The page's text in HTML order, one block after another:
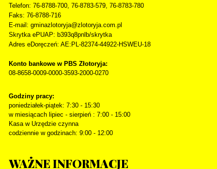
Telefon: 76-8788-700, 76-8783-579, 76-8783-780
Faks: 76-8788-716
E-mail: gminazlotoryja@zlotoryja.com.pl
Skrytka ePUAP: b393q8pnlb/skrytka
Adres eDoręczeń: AE:PL-82374-44922-HSWEU-18
Konto bankowe w PBS Złotoryja:
08-8658-0009-0000-3593-2000-0270
Godziny pracy:
poniedziałek-piątek: 7:30 - 15:30
w miesiącach lipiec - sierpień : 7:00 - 15:00
Kasa w Urzędzie czynna
codziennie w godzinach: 9:00 - 12:00
WAŻNEINFORMACJE